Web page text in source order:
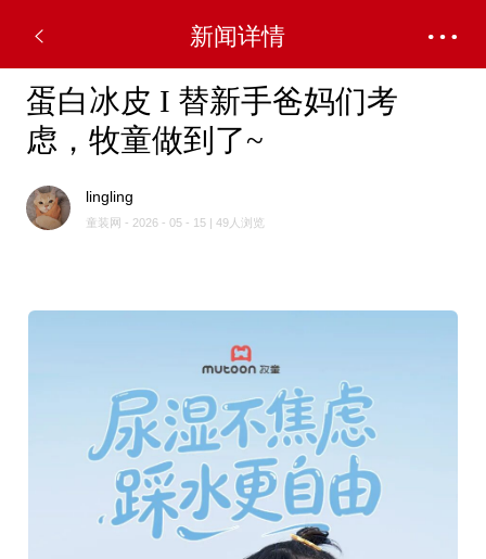
新闻详情
蛋白冰皮 I 替新手爸妈们考
虑，牧童做到了~
lingling
童装网 - 2026 - 05 - 15 | 49人浏览